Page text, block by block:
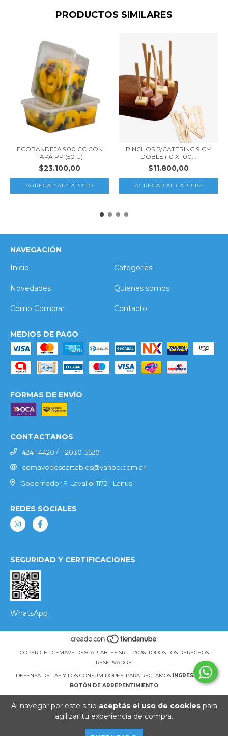
Al navegar por este sitio aceptás el uso de cookiespara
agilizar tu experiencia de compra.
PRODUCTOS SIMILARES
ECOBANDEJA 900 CC CON
TAPA PP (50 U)
$23.100,00
PINCHOS P/CATERING 9 CM
DOBLE (10 X 100...
$11.800,00
NAVEGACIÓN
Inicio
Categorias
Novedades Quienes somos
Cómo Comprar Contacto
MEDIOS DE PAGO
FORMAS DE ENVÍO
CONTACTANOS
4241-4420 / 11 2030-5520
cemavedescartables@yahoo.com.ar
Gobernador F. Lavallol 1172 - Lanus
REDES SOCIALES
SEGURIDAD Y CERTIFICACIONES
WhatsApp
COPYRIGHT CEMAVE DESCARTABLES SRL - 2026. TODOS LOS DERECHOS
RESERVADOS.
DEFENSA DE LAS Y LOS CONSUMIDORES. PARA RECLAMOS INGRESÁ ACÁ.
BOTÓN DE ARREPENTIMIENTO